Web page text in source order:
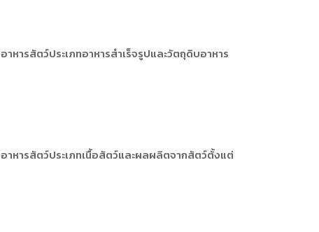
ารสัตว์ประเภทอาหารสำเร็จรูปและวัตถุดิบอาหาร
หารสัตว์ประเภทเนื้อสัตว์และผลผลิตจากสัตว์ตั้งแต่